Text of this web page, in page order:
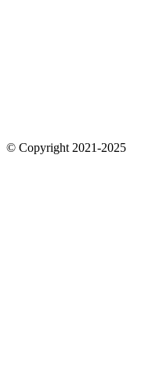
© Copyright 2021-2025